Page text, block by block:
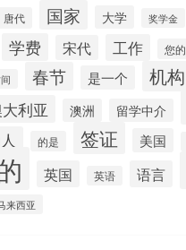
唐代 国家 大学 奖学金
学费 宋代 工作 您的
春节 是一个 机构
利亚 澳洲 留学中介
的是 签证 美国
英国 英语 语言
来西亚